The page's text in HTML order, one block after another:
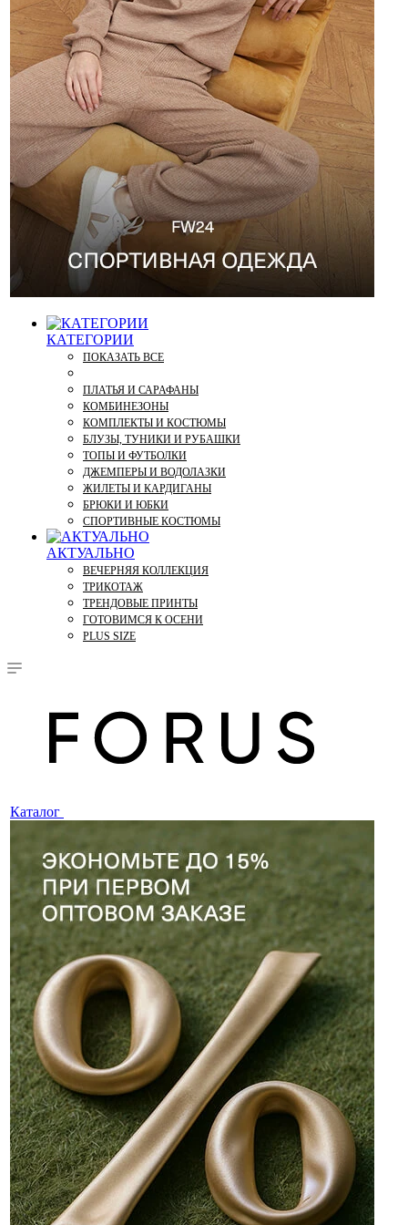
КАТЕГОРИИ
ПОКАЗАТЬ ВСЕ
ПЛАТЬЯ И САРАФАНЫ
КОМБИНЕЗОНЫ
КОМПЛЕКТЫ И КОСТЮМЫ
БЛУЗЫ, ТУНИКИ И РУБАШКИ
ТОПЫ И ФУТБОЛКИ
ДЖЕМПЕРЫ И ВОДОЛАЗКИ
ЖИЛЕТЫ И КАРДИГАНЫ
БРЮКИ И ЮБКИ
СПОРТИВНЫЕ КОСТЮМЫ
АКТУАЛЬНО
ВЕЧЕРНЯЯ КОЛЛЕКЦИЯ
ТРИКОТАЖ
ТРЕНДОВЫЕ ПРИНТЫ
ГОТОВИМСЯ К ОСЕНИ
PLUS SIZE
Каталог